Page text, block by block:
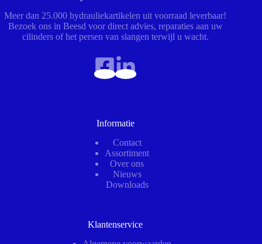
Meer dan 25.000 hydrauliekartikelen uit voorraad leverbaar!
Bezoek ons in Beesd voor direct advies, reparaties aan uw
cilinders of het persen van slangen terwijl u wacht.
Informatie
Contact
Assortiment
Over ons
Nieuws
Downloads
Klantenservice